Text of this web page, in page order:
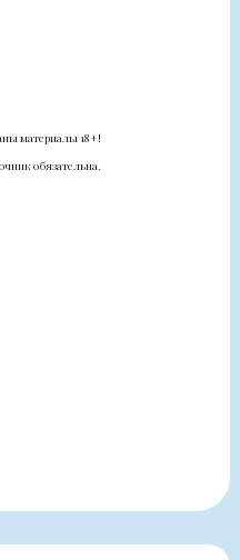
материалы 18+!
обязательна.